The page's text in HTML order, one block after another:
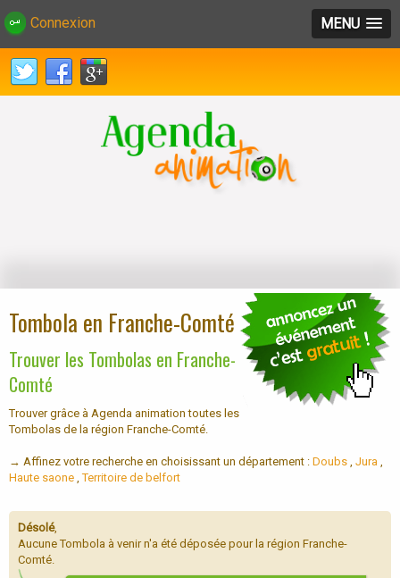
Connexion MENU
Tombola en Franche-Comté
Trouver les Tombolas en Franche-
Comté
Trouver grâce à Agenda animation toutes les
Tombolas de la région Franche-Comté.
→ Affinez votre recherche en choisissant un département : Doubs Jura
Haute saone ,Territoire de belfort
Désolé,
Aucune Tombola à venir n'a été déposée pour la région Franche-
Comté.